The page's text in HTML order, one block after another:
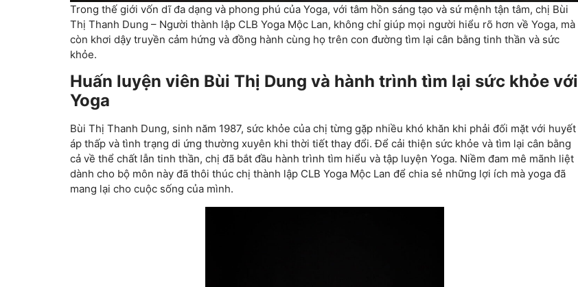
Trong thế giới vốn dĩ đa dạng và phong phú của Yoga, với tâm hồn sáng tạo và sứ mệnh tận tâm, chị Bùi
Thị Thanh Dung – Người thành lập CLB Yoga Mộc Lan, không chỉ giúp mọi người hiểu rõ hơn về Yoga, mà
còn khơi dậy truyền cảm hứng và đồng hành cùng họ trên con đường tìm lại cân bằng tinh thần và sức
khỏe.
Huấn luyện viên Bùi Thị Dung và hành trình tìm lại sức khỏe với
Yoga
Bùi Thị Thanh Dung, sinh năm 1987, sức khỏe của chị từng gặp nhiều khó khăn khi phải đối mặt với huyết
áp thấp và tình trạng di ứng thường xuyên khi thời tiết thay đổi. Để cải thiện sức khỏe và tìm lại cân bằng
cả về thể chất lẫn tinh thần, chị đã bắt đầu hành trình tìm hiểu và tập luyện Yoga. Niềm đam mê mãnh liệt
dành cho bộ môn này đã thôi thúc chị thành lập CLB Yoga Mộc Lan để chia sẻ những lợi ích mà yoga đã
mang lại cho cuộc sống của mình.